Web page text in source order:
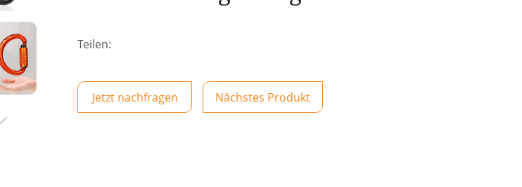
Teilen:
Jetzt nachfragen Nächstes Produkt